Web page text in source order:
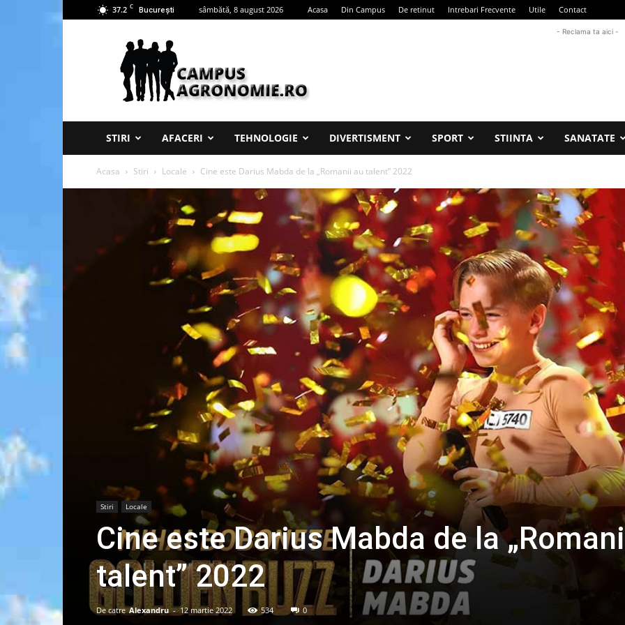
37.2 C București sâmbătă, 8 august 2026 Acasa Din Campus De retinut Intrebari Frecvente Utile Contact
Campus
Agronomie
- Reclama ta aici -
STIRI AFACERI TEHNOLOGIE DIVERTISMENT SPORT STIINTA SANATATE
Acasa Stiri Locale Cine este Darius Mabda de la „Romanii au talent” 2022
Stiri Locale
Cine este Darius Mabda de la
talent” 2022
De catre Alexandru - 12 martie 2022 534 0